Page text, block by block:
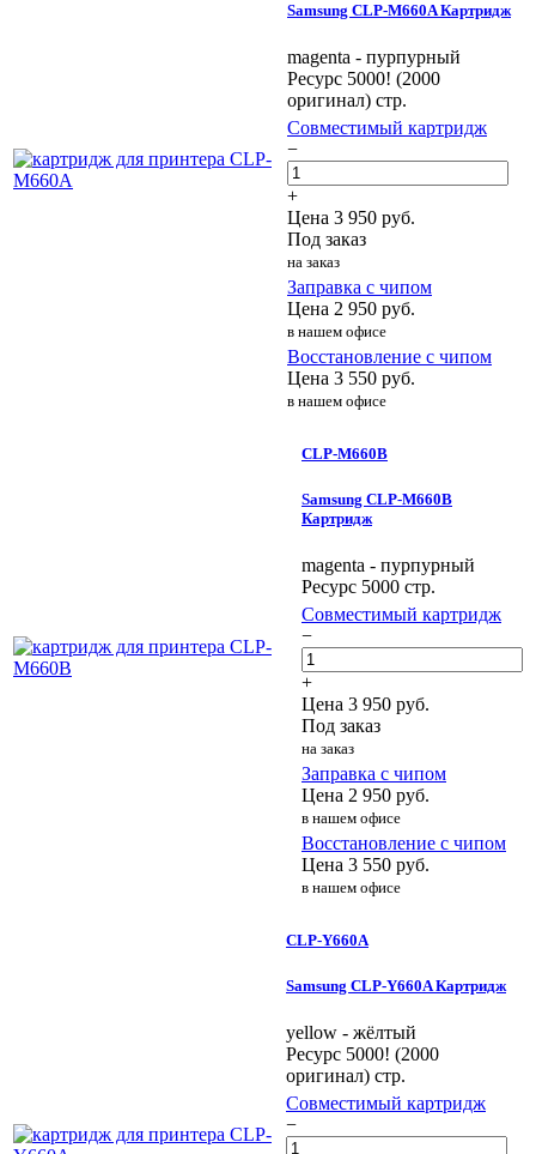
Samsung CLP-M660A Картридж
magenta - пурпурный
Ресурс 5000! (2000
оригинал) стр.
Совместимый картридж
−
+
Цена 3 950 руб.
Под заказ
на заказ
Заправка с чипом
Цена 2 950 руб.
в нашем офисе
Восстановление с чипом
Цена 3 550 руб.
в нашем офисе
CLP-M660B
Samsung CLP-M660B
Картридж
magenta - пурпурный
Ресурс 5000 стр.
Совместимый картридж
−
+
Цена 3 950 руб.
Под заказ
на заказ
Заправка с чипом
Цена 2 950 руб.
в нашем офисе
Восстановление с чипом
Цена 3 550 руб.
в нашем офисе
CLP-Y660A
Samsung CLP-Y660A Картридж
yellow - жёлтый
Ресурс 5000! (2000
оригинал) стр.
Совместимый картридж
−